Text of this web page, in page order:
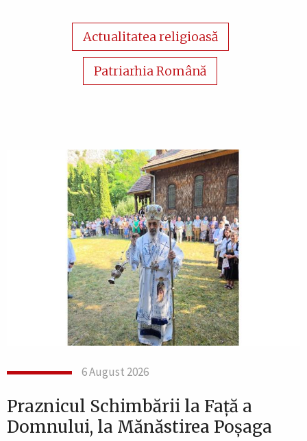
Actualitatea religioasă
Patriarhia Română
6 August 2026
Praznicul Schimbării la Față a
Domnului, la Mănăstirea Poșaga